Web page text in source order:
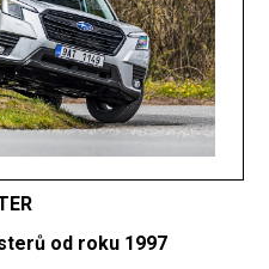
od roku 1997